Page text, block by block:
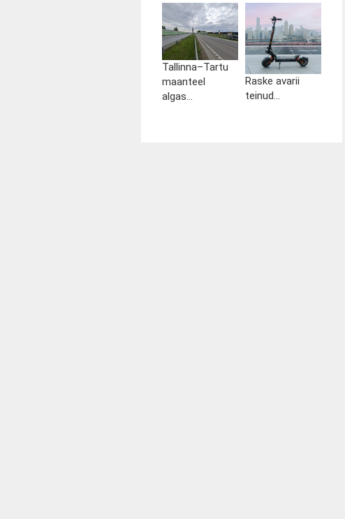
Tallinna–Tartu
maanteel
algas...
Raske avarii
teinud...